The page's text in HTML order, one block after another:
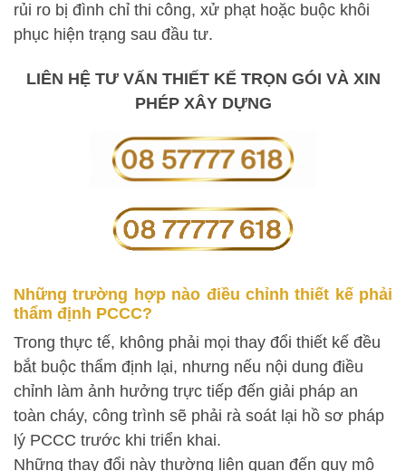
rủi ro bị đình chỉ thi công, xử phạt hoặc buộc khôi
phục hiện trạng sau đầu tư.
LIÊN HỆ TƯ VẤN THIẾT KẾ TRỌN GÓI VÀ XIN
PHÉP XÂY DỰNG
Những trường hợp nào điều chỉnh thiết kế phải
thẩm định PCCC?
Trong thực tế, không phải mọi thay đổi thiết kế đều
bắt buộc thẩm định lại, nhưng nếu nội dung điều
chỉnh làm ảnh hưởng trực tiếp đến giải pháp an
toàn cháy, công trình sẽ phải rà soát lại hồ sơ pháp
lý PCCC trước khi triển khai.
Những thay đổi này thường liên quan đến quy mô